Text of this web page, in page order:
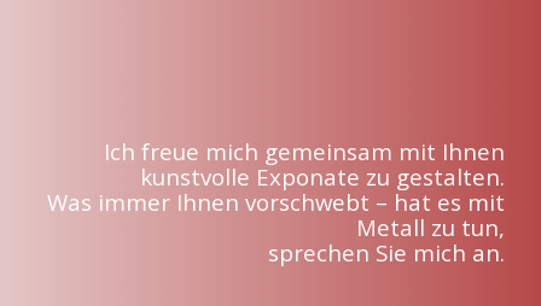
Ich freue mich gemeinsam mit Ihnen
kunstvolle Exponate zu gestalten.
Was immer Ihnen vorschwebt – hat es mit
Metall zu tun,
sprechen Sie mich an.